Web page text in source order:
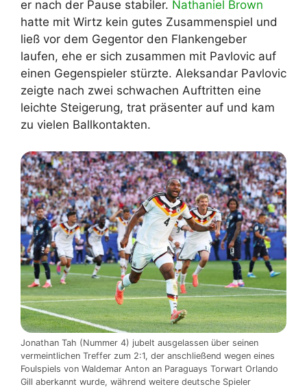
er nach der Pause stabiler. Nathaniel Brown
hatte mit Wirtz kein gutes Zusammenspiel und
ließ vor dem Gegentor den Flankengeber
laufen, ehe er sich zusammen mit Pavlovic auf
einen Gegenspieler stürzte. Aleksandar Pavlovic
zeigte nach zwei schwachen Auftritten eine
leichte Steigerung, trat präsenter auf und kam
zu vielen Ballkontakten.
Jonathan Tah (Nummer 4) jubelt ausgelassen über seinen
vermeintlichen Treffer zum 2:1, der anschließend wegen eines
Foulspiels von Waldemar Anton an Paraguays Torwart Orlando
Gill aberkannt wurde, während weitere deutsche Spieler